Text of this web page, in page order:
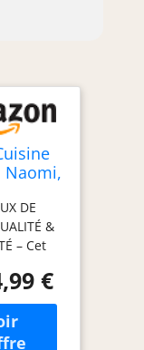
Naomi,
DE
&
– Cet
€